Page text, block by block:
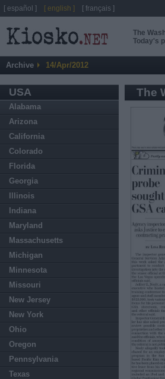
The
Today's
Archive 14/Apr/2012
USA
Alabama
Arizona
California
Colorado
Florida
Georgia
Illinois
Indiana
Maryland
Massachusetts
Michigan
Minnesota
Missouri
New Jersey
New York
Ohio
Oregon
Pennsylvania
Texas
The
[ español ] [ english ] [ français ]